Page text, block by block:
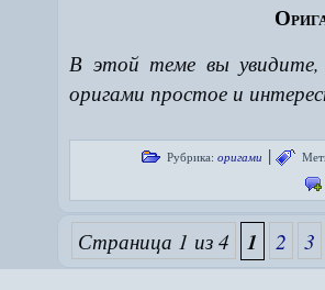
В этой теме вы
оригами простое и
Рубрика: оригами |
Страница 1 из 4 1 2 3